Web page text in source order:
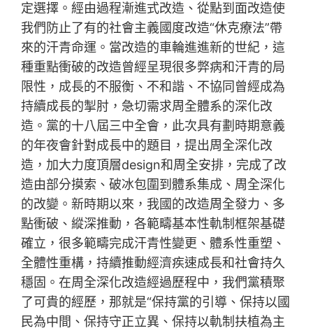
定選擇。經由過程漸進式改造、從點到面改造使
我們防止了有的社會主義國度改造“休克療法”帶
來的汗青命運。當改造的車輪進進新的世紀，這
種重點衝破的改造曾經呈現很多弊病和汗青的局
限性，成長的不服衡、不和諧、不協同曾經成為
持續成長的掣肘，急切需求周全體系的深化改
造。黨的十八屆三中全會，此次具有劃時期意義
的年夜會針對成長中的題目，提出周全深化改
造，加大力度頂層design和周全安排，完成了改
造由部分摸索、破冰包圍到體系集成、周全深化
的改變。新時期以來，我國的改造周全發力、多
點衝破、縱深推動，各範疇基本性軌制框架基礎
確立，很多範疇完成汗青性變更、體系性重塑、
全體性重構，持續推動經濟疾速成長和社會持久
穩固。在周全深化改造經過歷程中，我們黨積聚
了可貴的經歷，那就是“保持黨的引導、保持以國
民為中間、保持守正立異、保持以軌制扶植為主